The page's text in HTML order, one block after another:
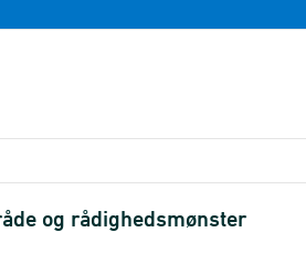
og rådighedsmønster